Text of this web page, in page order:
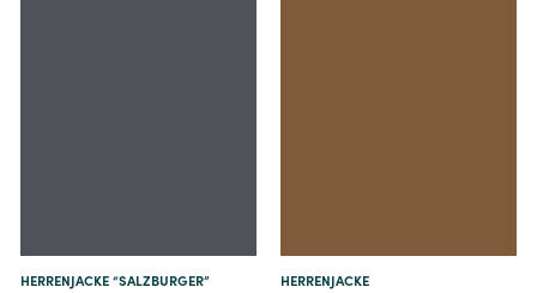
HERRENJACKE “SALZBURGER” HERRENJACKE